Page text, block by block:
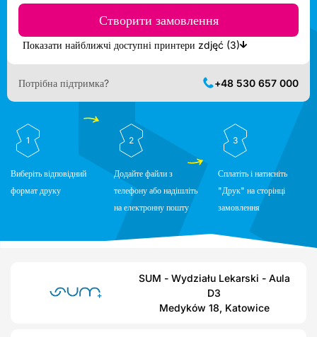
Створити замовлення
Показати найближчі доступні принтери zdjęć (3)
Потрібна підтримка? +48 530 657 000
1
Виберіть відповідний
формат друку
2
Додайте файли з
телефону або надішліть
на електронну пошту
3
Сплатіть і натисніть
"Друк" на сторінці
замовлення
SUM - Wydziału Lekarski - Aula
D3
Medyków 18, Katowice